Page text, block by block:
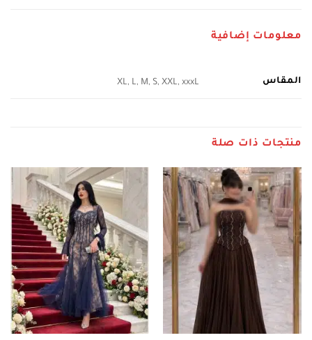
معلومات إضافية
المقاس XL, L, M, S, XXL, xxxL
منتجات ذات صلة